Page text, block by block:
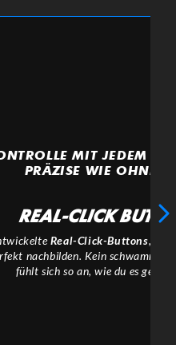
MIT JEDEM
PRÄZISE WIE OHNE
REAL-CLICK
Real-Click-Buttons, die
nachbilden. Kein
fühlt sich so an, wie du es